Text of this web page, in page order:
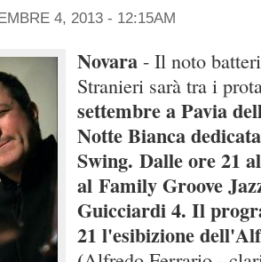
4, 2013 - 12:15AM
Novara - Il noto
Stranieri sarà tra i
settembre a Pavia
Notte Bianca
Swing. Dalle ore 21
al Family Groove
Guicciardi 4. Il
21 l'esibizione